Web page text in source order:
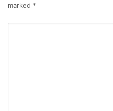
marked *